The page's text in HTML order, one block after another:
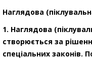
Наглядова
1. Наглядова
створюється за
спеціальних законів.